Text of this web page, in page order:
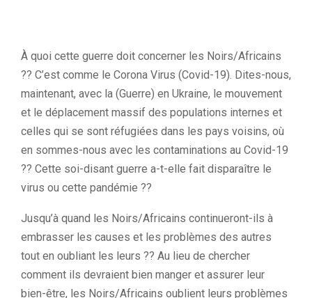
À quoi cette guerre doit concerner les Noirs/Africains
?? C’est comme le Corona Virus (Covid-19). Dites-nous,
maintenant, avec la (Guerre) en Ukraine, le mouvement
et le déplacement massif des populations internes et
celles qui se sont réfugiées dans les pays voisins, où
en sommes-nous avec les contaminations au Covid-19
?? Cette soi-disant guerre a-t-elle fait disparaître le
virus ou cette pandémie ??
Jusqu’à quand les Noirs/Africains continueront-ils à
embrasser les causes et les problèmes des autres
tout en oubliant les leurs ?? Au lieu de chercher
comment ils devraient bien manger et assurer leur
bien-être, les Noirs/Africains oublient leurs problèmes